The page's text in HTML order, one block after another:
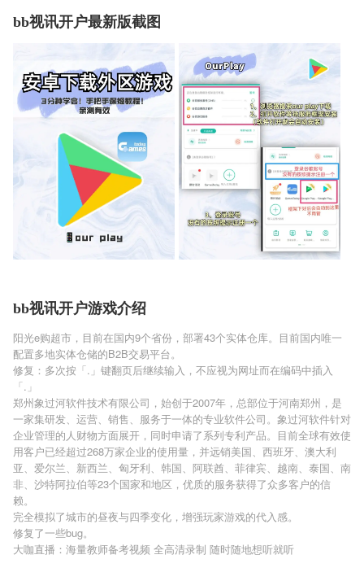
bb视讯开户最新版截图
bb视讯开户游戏介绍
阳光e购超市，目前在国内9个省份，部署43个实体仓库。目前国内唯一
配置多地实体仓储的B2B交易平台。
修复：多次按「.」键翻页后继续输入，不应视为网址而在编码中插入
「.」
郑州象过河软件技术有限公司，始创于2007年，总部位于河南郑州，是
一家集研发、运营、销售、服务于一体的专业软件公司。象过河软件针对
企业管理的人财物方面展开，同时申请了系列专利产品。目前全球有效使
用客户已经超过268万家企业的使用量，并远销美国、西班牙、澳大利
亚、爱尔兰、新西兰、匈牙利、韩国、阿联酋、菲律宾、越南、泰国、南
非、沙特阿拉伯等23个国家和地区，优质的服务获得了众多客户的信
赖。
完全模拟了城市的昼夜与四季变化，增强玩家游戏的代入感。
修复了一些bug。
大咖直播：海量教师备考视频 全高清录制 随时随地想听就听